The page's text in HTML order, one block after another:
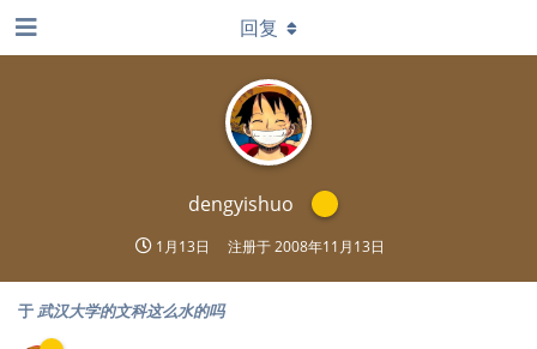
dengyishuo
1月13日 注册于2008年11月13日
回复
于武汉大学的文科这么水的吗